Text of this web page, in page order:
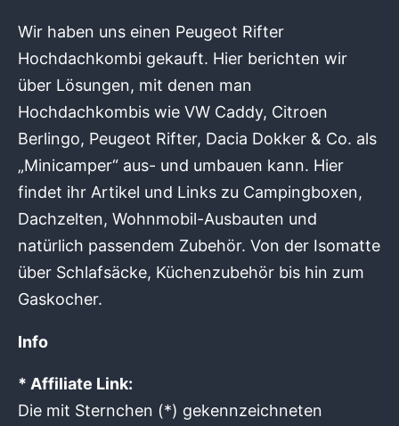
Wir haben uns einen Peugeot Rifter
Hochdachkombi gekauft. Hier berichten wir
über Lösungen, mit denen man
Hochdachkombis wie VW Caddy, Citroen
Berlingo, Peugeot Rifter, Dacia Dokker & Co. als
„Minicamper“ aus- und umbauen kann. Hier
findet ihr Artikel und Links zu Campingboxen,
Dachzelten, Wohnmobil-Ausbauten und
natürlich passendem Zubehör. Von der Isomatte
über Schlafsäcke, Küchenzubehör bis hin zum
Gaskocher.
Info
* Affiliate Link:
Die mit Sternchen (*) gekennzeichneten